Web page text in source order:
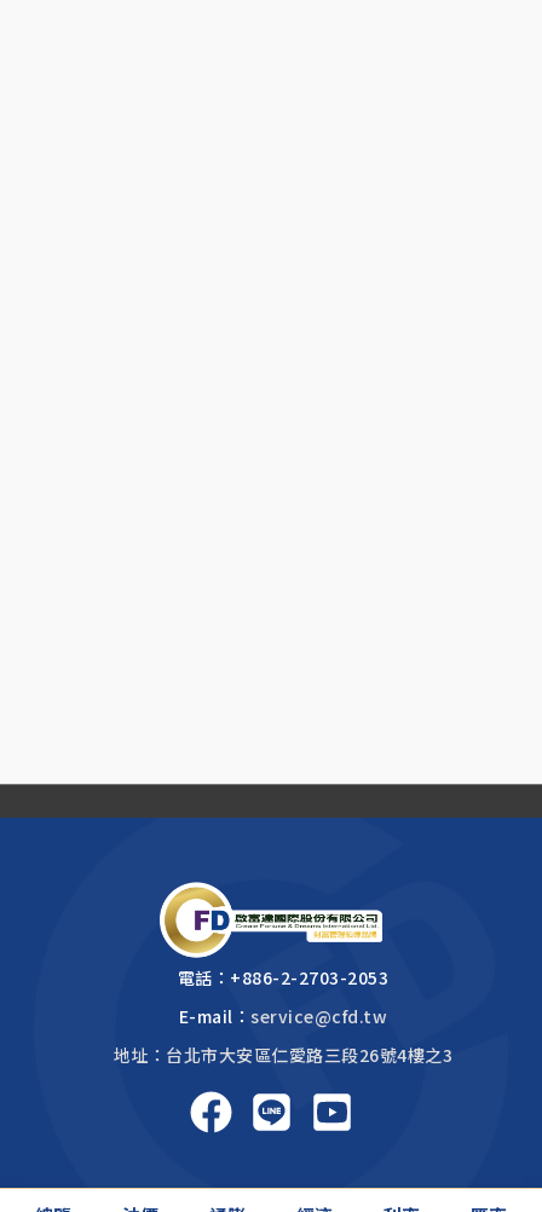
電話： +886-2-2703-2053
E-mail：service@cfd.tw
地址：台北市大安區仁愛路三段26號4樓之3
啟富達國際 2026 © All rights reserved.